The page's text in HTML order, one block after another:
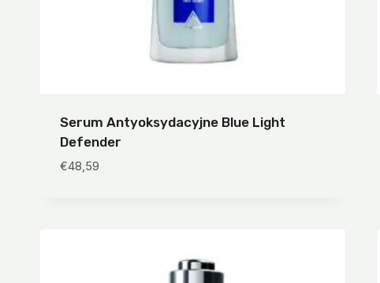
Serum Antyoksydacyjne Blue Light
Defender
€48,59